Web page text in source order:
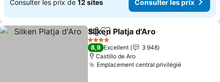
Consulter les prix de 12 sites Consulter les prix
PartagerAjouter à mes favoris
Silken Platja d'Aro
4 Étoiles
8,9 Excellent
3 948
Castillo de Aro
Emplacement central privilégié